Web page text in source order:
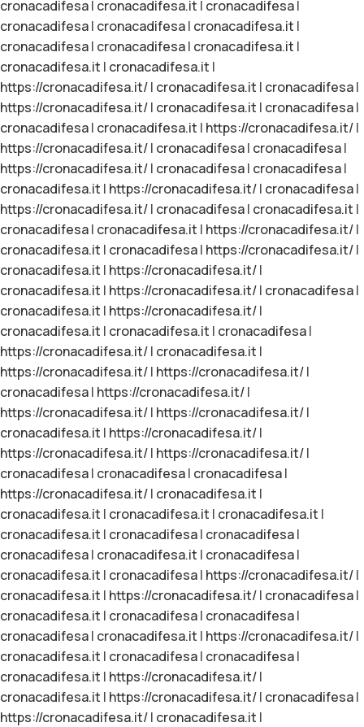
cronacadifesa| cronacadifesa.it | cronacadifesa|
cronacadifesa| cronacadifesa| cronacadifesa.it |
cronacadifesa| cronacadifesa| cronacadifesa.it |
cronacadifesa.it | cronacadifesa.it |
https://cronacadifesa.it/| cronacadifesa.it | cronacadifesa|
https://cronacadifesa.it/| cronacadifesa.it | cronacadifesa|
cronacadifesa| cronacadifesa.it | https://cronacadifesa.it/|
https://cronacadifesa.it/| cronacadifesa| cronacadifesa|
https://cronacadifesa.it/| cronacadifesa| cronacadifesa|
cronacadifesa.it | https://cronacadifesa.it/| cronacadifesa|
https://cronacadifesa.it/| cronacadifesa| cronacadifesa.it |
cronacadifesa| cronacadifesa.it | https://cronacadifesa.it/|
cronacadifesa.it | cronacadifesa| https://cronacadifesa.it/|
cronacadifesa.it | https://cronacadifesa.it/|
cronacadifesa.it | https://cronacadifesa.it/| cronacadifesa|
cronacadifesa.it | https://cronacadifesa.it/|
cronacadifesa.it | cronacadifesa.it | cronacadifesa|
https://cronacadifesa.it/| cronacadifesa.it |
https://cronacadifesa.it/| https://cronacadifesa.it/|
cronacadifesa| https://cronacadifesa.it/|
https://cronacadifesa.it/| https://cronacadifesa.it/|
cronacadifesa.it | https://cronacadifesa.it/|
https://cronacadifesa.it/| https://cronacadifesa.it/|
cronacadifesa| cronacadifesa| cronacadifesa|
https://cronacadifesa.it/| cronacadifesa.it |
cronacadifesa.it | cronacadifesa.it | cronacadifesa.it |
cronacadifesa.it | cronacadifesa| cronacadifesa|
cronacadifesa| cronacadifesa.it | cronacadifesa|
cronacadifesa.it | cronacadifesa| https://cronacadifesa.it/|
cronacadifesa.it | https://cronacadifesa.it/| cronacadifesa|
cronacadifesa.it | cronacadifesa| cronacadifesa|
cronacadifesa| cronacadifesa.it | https://cronacadifesa.it/|
cronacadifesa.it | cronacadifesa| cronacadifesa|
cronacadifesa.it | https://cronacadifesa.it/|
cronacadifesa.it | https://cronacadifesa.it/| cronacadifesa|
https://cronacadifesa.it/| cronacadifesa.it |